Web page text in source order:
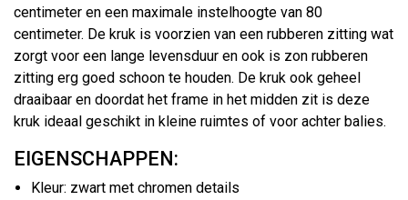
centimeter en een maximale instelhoogte van 80
centimeter. De kruk is voorzien van een rubberen zitting wat
zorgt voor een lange levensduur en ook is zon rubberen
zitting erg goed schoon te houden. De kruk ook geheel
draaibaar en doordat het frame in het midden zit is deze
kruk ideaal geschikt in kleine ruimtes of voor achter balies.
EIGENSCHAPPEN:
Kleur: zwart met chromen details